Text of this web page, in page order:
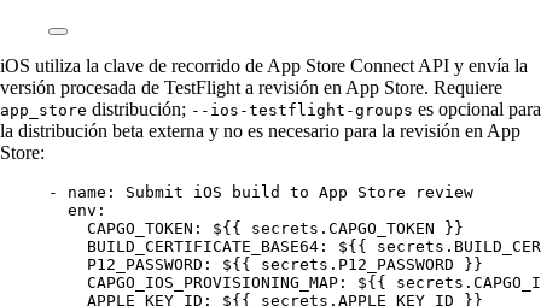
iOS utiliza la clave de recorrido de App Store Connect API y envía la
versión procesada de TestFlight a revisión en App Store. Requiere
app_store distribución; --ios-testflight-groups es opcional para
la distribución beta externa y no es necesario para la revisión en App
Store:
- name : Submit iOS build to App Store review
env :
CAPGO_TOKEN : ${{ secrets.CAPGO_TOKEN }}
BUILD_CERTIFICATE_BASE64 : ${{
P12_PASSWORD : ${{ secrets.P12_PASSWORD }}
CAPGO_IOS_PROVISIONING_MAP : ${{
APPLE_KEY_ID : ${{ secrets.APPLE_KEY_ID }}